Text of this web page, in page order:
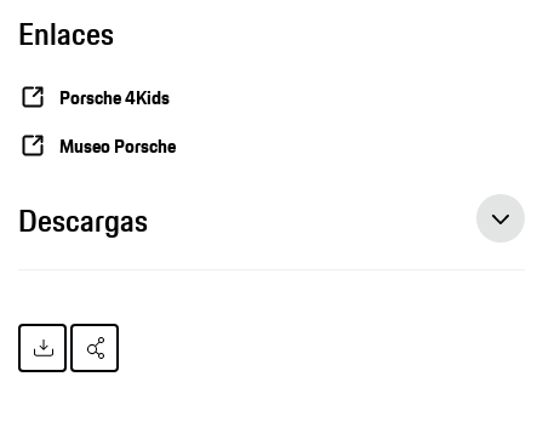
Enlaces
Porsche 4Kids
Museo Porsche
Descargas